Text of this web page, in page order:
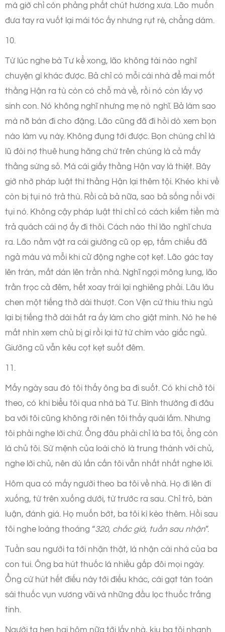
mà giờ chỉ còn phảng phất chút hương xưa. Lão muốn
đưa tay ra vuốt lại mái tóc ấy nhưng rụt rè, chẳng dám.
10.
Từ lúc nghe bà Tư kể xong, lão không tài nào nghĩ
chuyện gì khác được. Bả chỉ có mỗi cái nhà để mai mốt
thằng Hận ra tù còn có chỗ mà về, rồi nó còn lấy vợ
sinh con. Nó không nghĩ nhưng mẹ nó nghĩ. Bả làm sao
mà nỡ bán đi cho đặng. Lão cũng đã đi hỏi dò xem bọn
nào làm vụ này. Không đụng tới được. Bọn chúng chỉ là
lũ đòi nợ thuê hung hăng chứ trên chúng là cả mấy
thằng sừng sỏ. Mà cái giấy thằng Hận vay là thiệt. Bây
giờ nhờ pháp luật thì thằng Hận lại thêm tội. Khéo khi về
còn bị tụi nó trả thù. Rồi cả bả nữa, sao bả sống nổi với
tụi nó. Không cậy pháp luật thì chỉ có cách kiếm tiền mà
trả quách cái nợ ấy đi thôi. Cách nào thì lão nghĩ chưa
ra. Lão nằm vật ra cái giường cũ ọp ẹp, tấm chiếu đã
ngả màu và mỗi khi cử động nghe cọt kẹt. Lão gác tay
lên trán, mắt dán lên trần nhà. Nghĩ ngợi mông lung, lão
trằn trọc cả đêm, hết xoay trái lại nghiêng phải. Lâu lâu
chen một tiếng thở dài thượt. Con Vện cứ thiu thiu ngủ
lại bị tiếng thở dài hắt ra ấy làm cho giật mình. Nó he hé
mắt nhìn xem chủ bị gì rồi lại từ từ chìm vào giấc ngủ.
Giường cũ vẫn kêu cọt kẹt suốt đêm.
11.
Mấy ngày sau đó tôi thấy ông ba đi suốt. Có khi chở tôi
theo, có khi biểu tôi qua nhà bà Tư. Bình thường đi đâu
ba với tôi cũng không rời nên tôi thấy quái lắm. Nhưng
tôi phải nghe lời chứ. Ổng đâu phải chỉ là ba tôi, ổng còn
là chủ tôi. Sứ mệnh của loài chó là trung thành với chủ,
nghe lời chủ, nên dù lấn cấn tôi vẫn nhất nhất nghe lời.
Hôm qua có mấy người theo ba tôi về nhà. Họ đi lên đi
xuống, từ trên xuống dưới, từ trước ra sau. Chỉ trỏ, bàn
luận, đánh giá. Họ muốn bớt, ba tôi kì kèo thêm. Hồi sau
tôi nghe loáng thoáng “320, chắc giá, tuần sau nhận”.
Tuần sau người ta tới nhận thật, là nhận cái nhà của ba
con tui. Ông ba hút thuốc lá nhiều gấp đôi mọi ngày.
Ổng cứ hút hết điếu này tới điếu khác, cái gạt tàn toàn
sái thuốc vụn vương vãi và những đầu lọc thuốc trắng
tinh.
Người ta hẹn hai hôm nữa tới lấy nhà, kiu ba tôi nhanh